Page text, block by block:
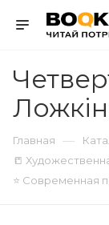
Главная —
📒
⭐ Современная